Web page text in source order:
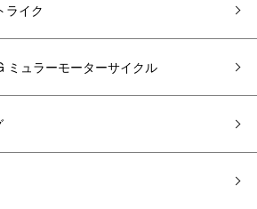
ライク
ミュラーモーターサイクル